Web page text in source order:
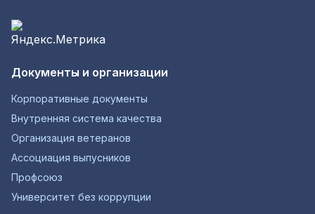
Документы и организации
Корпоративные документы
Внутренняя система качества
Организация ветеранов
Ассоциация выпусников
Профсоюз
Университет без коррупции